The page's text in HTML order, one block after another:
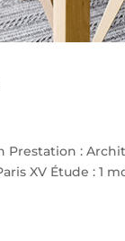
:
XV Étude : 1